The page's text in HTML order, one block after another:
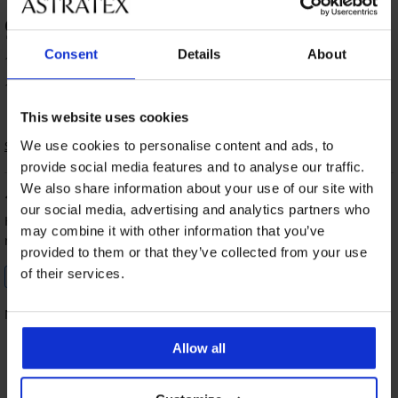
Consent Details About
This website uses cookies
We use cookies to personalise content and ads, to
provide social media features and to analyse our traffic.
We also share information about your use of our site with
our social media, advertising and analytics partners who
may combine it with other information that you’ve
provided to them or that they’ve collected from your use
of their services.
Allow all
90%
14 vásárló értékelte a terméket
100% vásárló ajánlja a terméket
Sorrend
100
Hitró
2025.09.17-in. l.
megvásárolt méret L
Ellenőrzött vásárló
Nagyon jó ár-érték arány, kitűnő minőség.